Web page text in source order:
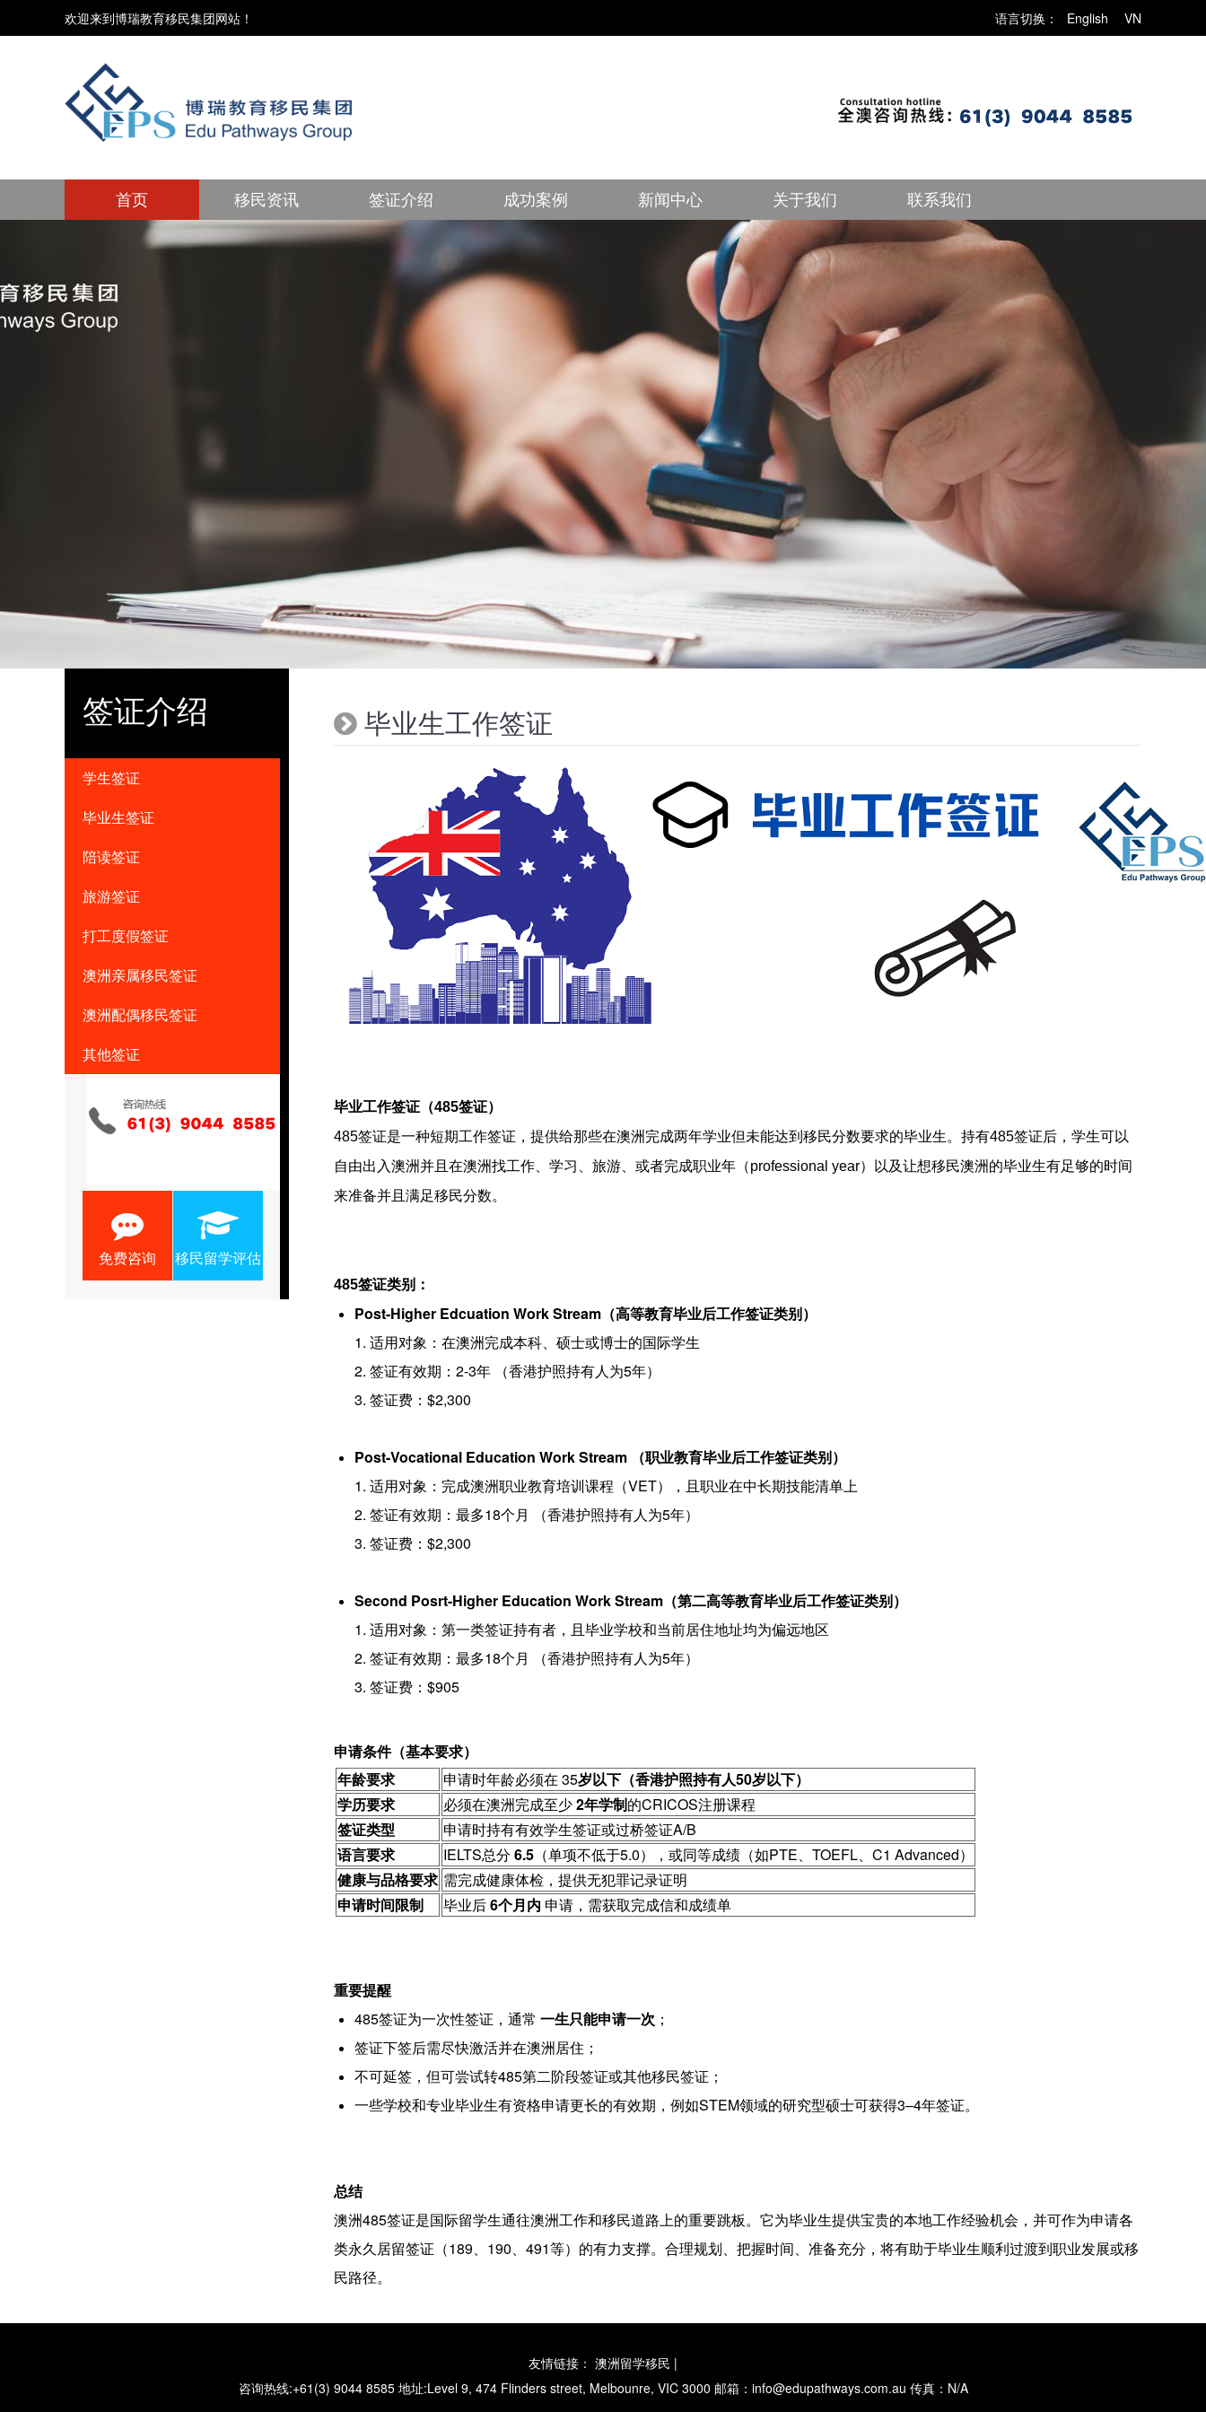
欢迎来到博瑞教育移民集团网站！ 语言切换： English VN
首页 移民资讯 签证介绍 成功案例 新闻中心 关于我们 联系我们
签证介绍
学生签证
毕业生签证
陪读签证
旅游签证
打工度假签证
澳洲亲属移民签证
澳洲配偶移民签证
其他签证
免费咨询 移民留学评估
毕业生工作签证
毕业工作签证（485签证）
485签证是一种短期工作签证，提供给那些在澳洲完成两年学业但未能达到移民分数要求的毕业生。持有485签证后，学生可以
自由出入澳洲并且在澳洲找工作、学习、旅游、或者完成职业年（professional year）以及让想移民澳洲的毕业生有足够的时间
来准备并且满足移民分数。
485签证类别：
Post-Higher Edcuation Work Stream（高等教育毕业后工作签证类别）
1. 适用对象：在澳洲完成本科、硕士或博士的国际学生
2. 签证有效期：2-3年 （香港护照持有人为5年）
3. 签证费：$2,300
Post-Vocational Education Work Stream （职业教育毕业后工作签证类别）
1. 适用对象： 完成澳洲职业教育培训课程（VET），且职业在中长期技能清单上
2. 签证有效期：最多18个月 （香港护照持有人为5年）
3. 签证费：$2,300
Second Posrt-Higher Education Work Stream（第二高等教育毕业后工作签证类别）
1. 适用对象：第一类签证持有者，且毕业学校和当前居住地址均为偏远地区
2. 签证有效期：最多18个月 （香港护照持有人为5年）
3. 签证费：$905
申请条件（基本要求）
年龄要求
申请时年龄必须在 35岁以下（香港护照持有人50岁以下）
学历要求
必须在澳洲完成至少2年学制的CRICOS注册课程
签证类型
申请时持有有效学生签证或过桥签证A/B
语言要求
IELTS总分 6.5 （单项不低于5.0），或同等成绩（如PTE、TOEFL、C1 Advanced）
健康与品格要求 需完成健康体检，提供无犯罪记录证明
申请时间限制
毕业后6个月内 申请，需获取完成信和成绩单
重要提醒
485签证为一次性签证，通常 一生只能申请一次 ；
签证下签后需尽快激活并在澳洲居住；
不可延签，但可尝试转485第二阶段签证或其他移民签证；
一些学校和专业毕业生有资格申请更长的有效期，例如STEM领域的研究型硕士可获得3–4年签证。
总结
澳洲485签证是国际留学生通往澳洲工作和移民道路上的重要跳板。它为毕业生提供宝贵的本地工作经验机会，并可作为申请各
类永久居留签证（189、190、491等）的有力支撑。合理规划、把握时间、准备充分，将有助于毕业生顺利过渡到职业发展或移
民路径。
友情链接： 澳洲留学移民 |
咨询热线:+61(3) 9044 8585 地址:Level 9, 474 Flinders street, Melbounre, VIC 3000 邮箱：info@edupathways.com.au 传真：N/A